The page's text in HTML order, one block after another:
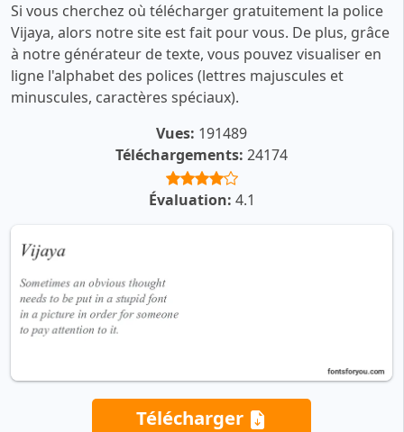
Si vous cherchez où télécharger gratuitement la police
Vijaya, alors notre site est fait pour vous. De plus, grâce
à notre générateur de texte, vous pouvez visualiser en
ligne l'alphabet des polices (lettres majuscules et
minuscules, caractères spéciaux).
Vues: 191489
Téléchargements: 24174
Évaluation: 4.1
Télécharger